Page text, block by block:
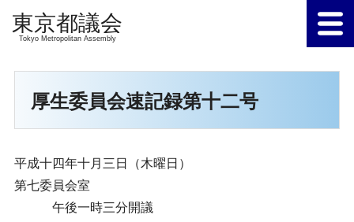
Tokyo Metropolitan Assembly
厚生委員会速記録第十二号
平成十四年十月三日（木曜日）
第七委員会室
午後一時三分開議